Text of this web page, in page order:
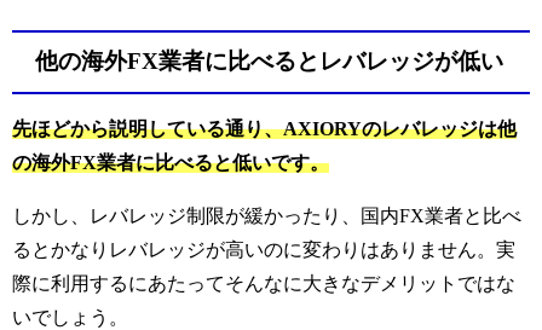
他の海外FX業者に比べるとレバレッジが低い
先ほどから説明している通り、AXIORYのレバレッジは他
の海外FX業者に比べると低いです。
しかし、レバレッジ制限が緩かったり、国内FX業者と比べ
るとかなりレバレッジが高いのに変わりはありません。 実
際に利用するにあたってそんなに大きなデメリットではな
いでしょう。